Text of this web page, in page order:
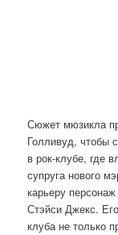
Сюжет мюзикла
Голливуд, чтобы
в рок-клубе, где
супруга нового
карьеру
Стэйси Джекс.
клуба не только